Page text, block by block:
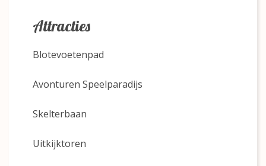
Attracties
Blotevoetenpad
Avonturen Speelparadijs
Skelterbaan
Uitkijktoren